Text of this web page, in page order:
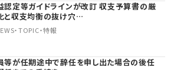
認定等ガイドラインが改訂 収支予算書の厳
と収支均衡の抜け穴…
・TOPIC・特報
等が任期途中で辞任を申し出た場合の後任